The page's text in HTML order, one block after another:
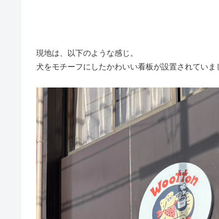
現地は、以下のような感じ。
犬をモチーフにしたかわいい看板が設置されていま